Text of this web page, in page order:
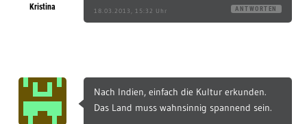
Kristina 18.03.2013, 15:32 Uhr ANTWORTEN
Nach Indien, einfach die Kultur erkunden.
Das Land muss wahnsinnig spannend sein.